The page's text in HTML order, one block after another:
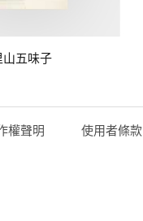
五味子
權聲明 使用者條